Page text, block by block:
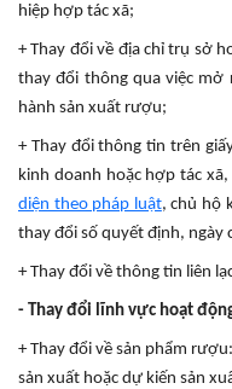
hiệp hợp tác xã;
+ Thay đổi về địa chỉ trụ sở
thay đổi thông qua việc mở
hành sản xuất rượu;
+ Thay đổi thông tin trên
kinh doanh hoặc hợp tác
diện theo pháp luật, chủ hộ
thay đổi số quyết định, ngày
+ Thay đổi về thông tin liên
- Thay đổi lĩnh vực hoạt
+ Thay đổi về sản phẩm
sản xuất hoặc dự kiến sản